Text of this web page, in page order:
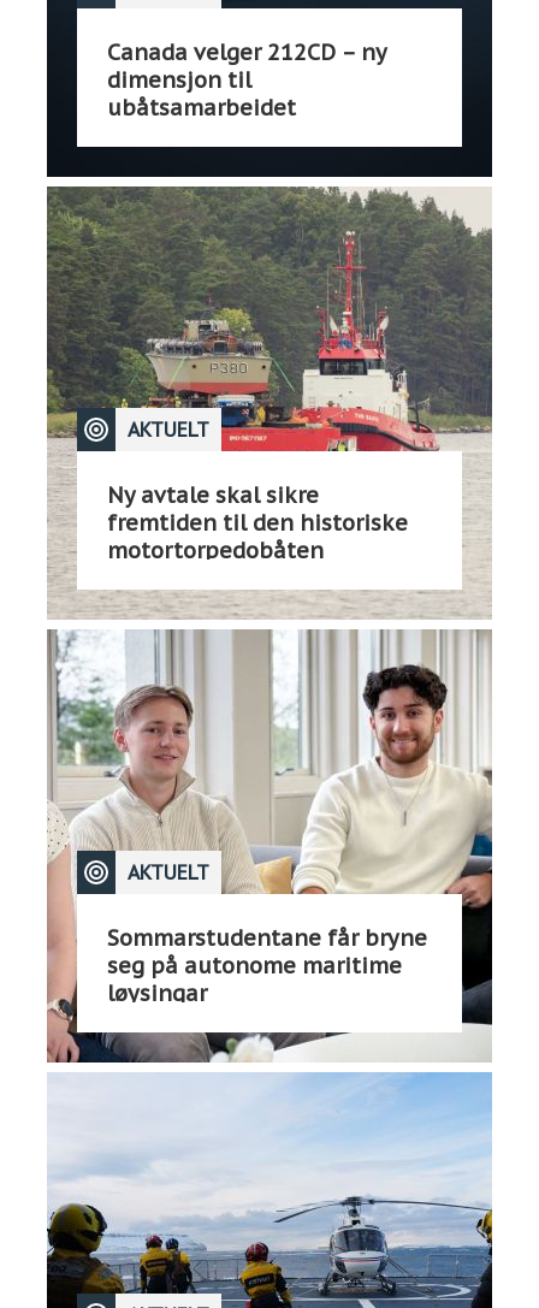
Canada velger 212CD – ny
dimensjon til
ubåtsamarbeidet
AKTUELT
Ny avtale skal sikre
fremtiden til den historiske
motortorpedobåten
AKTUELT
Sommarstudentane får bryne
seg på autonome maritime
løysingar